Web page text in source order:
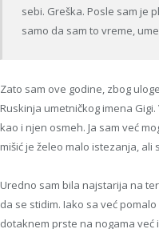
sebi. Greška. Posle sam je
samo da sam to vreme,
Zato sam ove godine, zbog
Ruskinja umetničkog imena
kao i njen osmeh. Ja sam već
mišić je želeo malo istezanja,
Uredno sam bila najstarija na
da se stidim. Iako sa već
dotaknem prste na nogama već